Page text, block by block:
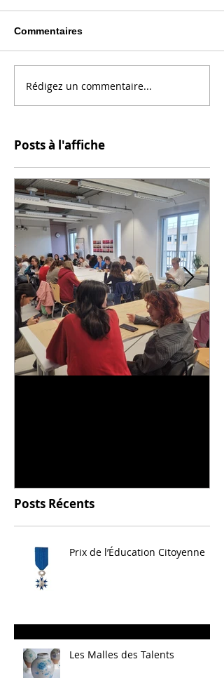
Commentaires
Rédigez un commentaire...
Posts à l'affiche
Posts Récents
Prix de l’Éducation Citoyenne
Les Malles des Talents